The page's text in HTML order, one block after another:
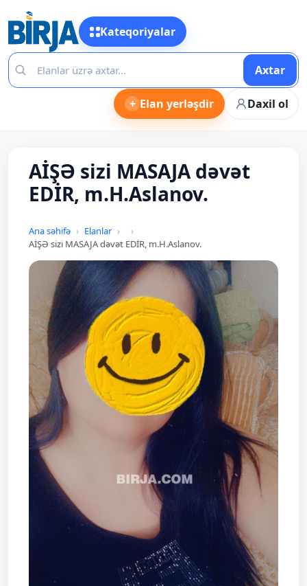
Kateqoriyalar
Axtar
+ Elan yerləşdir Daxil ol
AİŞƏ sizi MASAJA dəvət
EDİR, m.H.Aslanov.
Ana səhifə
Elanlar
AİŞƏ sizi MASAJA dəvət EDİR, m.H.Aslanov.